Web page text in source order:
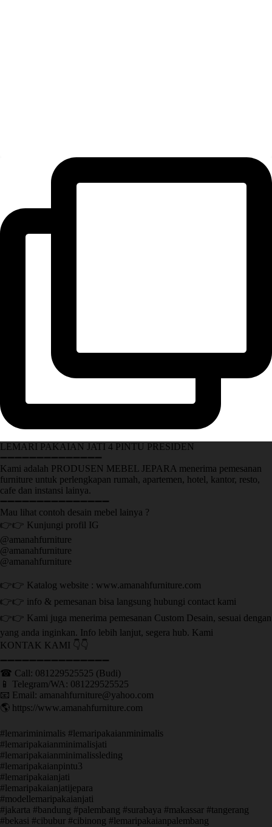
LEMARI PAKAIAN JATI 4 PINTU PRESIDEN
➖➖➖➖➖➖➖➖➖➖➖➖➖➖
Kami adalah PRODUSEN MEBEL JEPARA menerima pemesanan
furniture untuk perlengkapan rumah, apartemen, hotel, kantor, resto,
cafe dan instansi lainya.
➖➖➖➖➖➖➖➖➖➖➖➖➖➖➖
Mau lihat contoh desain mebel lainya ?
👉👉 Kunjungi profil IG
@amanahfurniture
@amanahfurniture
@amanahfurniture
👉👉 Katalog website : www.amanahfurniture.com
👉👉 info & pemesanan bisa langsung hubungi contact kami
👉👉 Kami juga menerima pemesanan Custom Desain, sesuai dengan
yang anda inginkan. Info lebih lanjut, segera hub. Kami
KONTAK KAMI 👇👇
➖➖➖➖➖➖➖➖➖➖➖➖➖➖➖ ㅤ
☎ Call: 081229525525 (Budi)
📱 Telegram/WA: 081229525525
📧 Email: amanahfurniture@yahoo.com
🌎 https://www.amanahfurniture.com
#lemariminimalis #lemaripakaianminimalis
#lemaripakaianminimalisjati
#lemaripakaianminimalissleding
#lemaripakaianpintu3
#lemaripakaianjati
#lemaripakaianjatijepara
#modellemaripakaianjati
#jakarta #bandung #palembang #surabaya #makassar #tangerang
#bekasi #cibubur #cibinong #lemaripakaianpalembang